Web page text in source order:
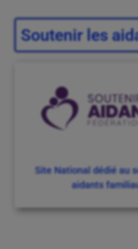
Soutenir les
Site National dédié au
aidants